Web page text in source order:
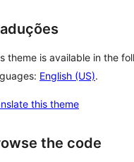
theme is available in the
English (US).
this theme
the code